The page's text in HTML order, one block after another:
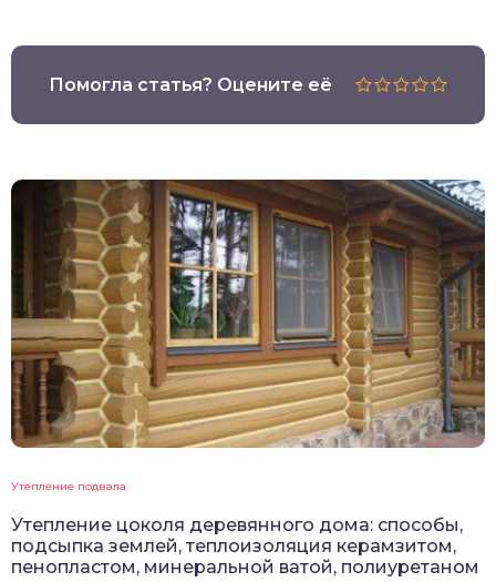
Помогла статья? Оцените её
Утепление подвала
Утепление цоколя деревянного дома: способы,
подсыпка землей, теплоизоляция керамзитом,
пенопластом, минеральной ватой, полиуретаном